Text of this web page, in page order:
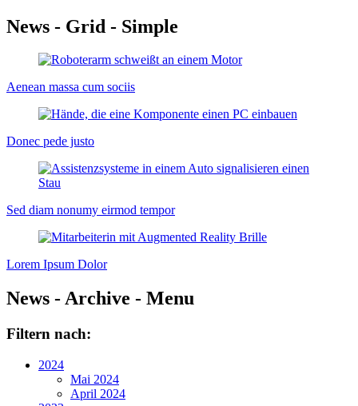
News - Grid - Simple
Aenean massa cum sociis
Donec pede justo
Sed diam nonumy eirmod tempor
Lorem Ipsum Dolor
News - Archive - Menu
Filtern nach:
2024
Mai 2024
April 2024